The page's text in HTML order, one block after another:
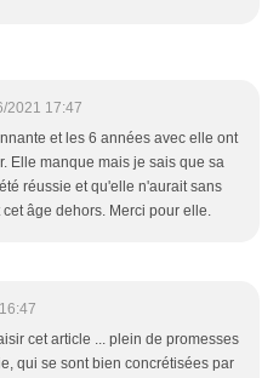
2021 17:47
et les 6 années avec elle ont
Elle manque mais je sais que sa
réussie et qu'elle n'aurait sans
âge dehors. Merci pour elle.
cet article ... plein de promesses
qui se sont bien concrétisées par